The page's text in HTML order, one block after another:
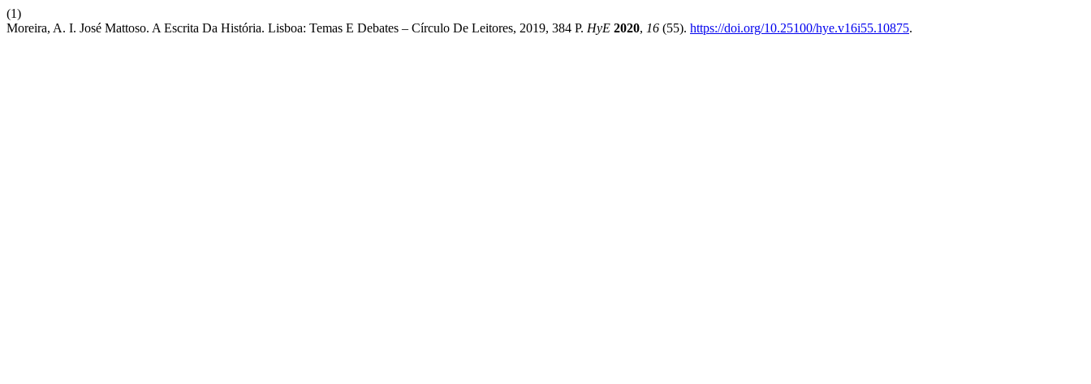
(1)
Moreira, A. I. José Mattoso. A Escrita Da História. Lisboa: Temas E Debates – Círculo De Leitores, 2019, 384 P. HyE 2020, 16 (55). https://doi.org/10.25100/hye.v16i55.10875.